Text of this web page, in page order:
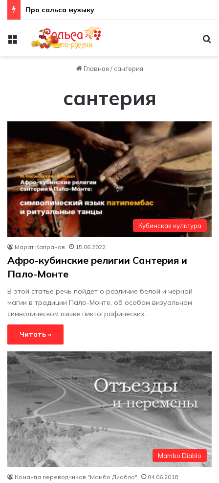
Про сальса музыку
Меню
Главная / сантерия
сантерия
Кубинская культура
Марат Капранов 15.06.2022
Афро-кубинские религии Сантерия и
Пало-Монте
В этой статье речь пойдет о различие белой и черной
магии в традиции Пало-Монте, об особом визуальном
символическом языке пиктографических…
Читать »
Mambo Diablo
Команда переводчиков "Мамбо Диабло" 04.06.2018